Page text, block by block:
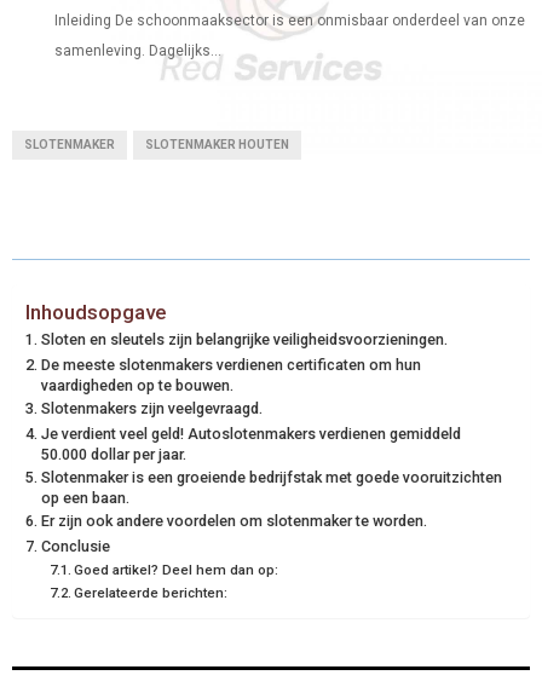
Inleiding De schoonmaaksector is een onmisbaar onderdeel van onze
samenleving. Dagelijks...
SLOTENMAKER SLOTENMAKER HOUTEN
Inhoudsopgave
Sloten en sleutels zijn belangrijke veiligheidsvoorzieningen.
De meeste slotenmakers verdienen certificaten om hun
vaardigheden op te bouwen.
Slotenmakers zijn veelgevraagd.
Je verdient veel geld! Autoslotenmakers verdienen gemiddeld
50.000 dollar per jaar.
Slotenmaker is een groeiende bedrijfstak met goede vooruitzichten
op een baan.
Er zijn ook andere voordelen om slotenmaker te worden.
Conclusie
Goed artikel? Deel hem dan op:
Gerelateerde berichten: